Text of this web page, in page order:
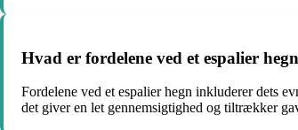
Hvad er fordelene ved et espalier
Fordelene ved et espalier hegn inkluderer dets
det giver en let gennemsigtighed og tiltrækker